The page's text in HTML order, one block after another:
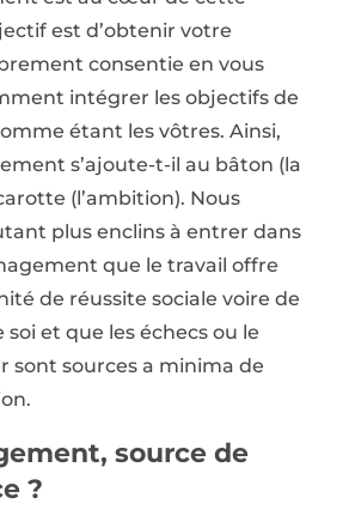
est d’obtenir votre
consentie en vous
intégrer les objectifs de
étant les vôtres. Ainsi,
s’ajoute-t-il au bâton (la
(l’ambition). Nous
plus enclins à entrer dans
que le travail offre
de réussite sociale voire de
soi et que les échecs ou le
sont sources a minima de
source de
?